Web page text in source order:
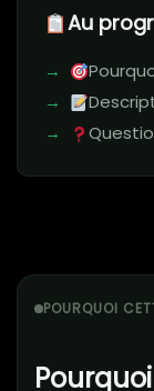
Au
POURQUOI